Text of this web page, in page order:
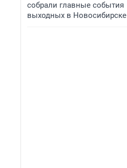
собрали главные события
выходных в Новосибирске